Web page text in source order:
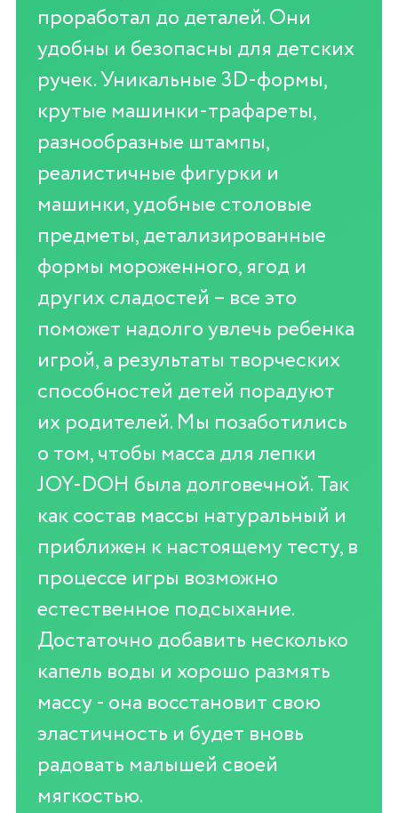
проработал до деталей. Они
удобны и безопасны для детских
ручек. Уникальные 3D-формы,
крутые машинки-трафареты,
разнообразные штампы,
реалистичные фигурки и
машинки, удобные столовые
предметы, детализированные
формы мороженного, ягод и
других сладостей – все это
поможет надолго увлечь ребенка
игрой, а результаты творческих
способностей детей порадуют
их родителей. Мы позаботились
о том, чтобы масса для лепки
JOY-DOH была долговечной. Так
как состав массы натуральный и
приближен к настоящему тесту, в
процессе игры возможно
естественное подсыхание.
Достаточно добавить несколько
капель воды и хорошо размять
массу - она восстановит свою
эластичность и будет вновь
радовать малышей своей
мягкостью.